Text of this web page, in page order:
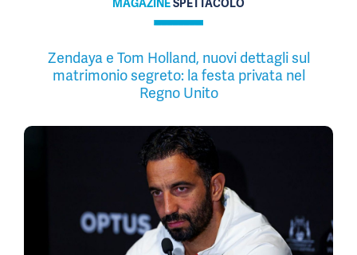
MAGAZINESPETTACOLO
Zendaya e Tom Holland, nuovi dettagli sul
matrimonio segreto: la festa privata nel
Regno Unito